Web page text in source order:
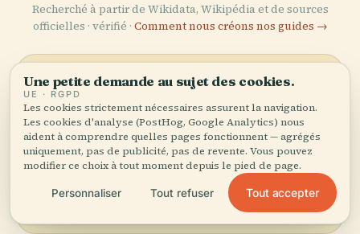
Recherché à partir de Wikidata, Wikipédia et de sources
officielles · vérifié · Comment nous créons nos guides →
Explorer les
environs
Découvrez Église
D'Huopalahti sur la carte et
proximité.
Voir la carte
Une petite demande au sujet des cookies.
UE · RGPD
Les cookies strictement nécessaires assurent la navigation.
Les cookies d'analyse (PostHog, Google Analytics) nous
aident à comprendre quelles pages fonctionnent — agrégés
uniquement, pas de publicité, pas de revente. Vous pouvez
modifier ce choix à tout moment depuis le pied de page.
Personnaliser Tout refuser Tout accepter